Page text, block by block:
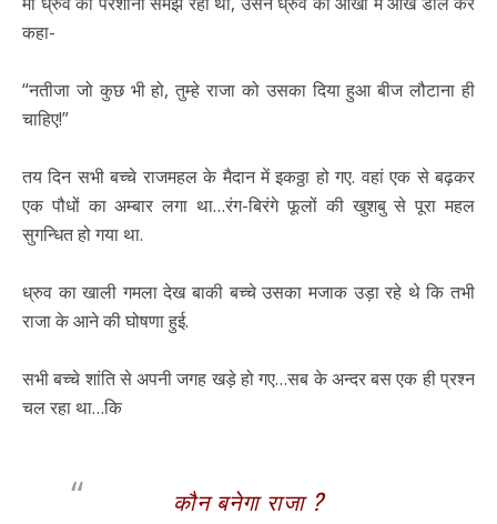
कहा-
“नतीजा जो कुछ भी हो, तुम्हे राजा को उसका दिया हुआ बीज लौटाना ही
चाहिए!”
तय दिन सभी बच्चे राजमहल के मैदान में इकठ्ठा हो गए. वहां एक से बढ़कर
एक पौधों का अम्बार लगा था…रंग-बिरंगे फूलों की खुशबु से पूरा महल
सुगन्धित हो गया था.
ध्रुव का खाली गमला देख बाकी बच्चे उसका मजाक उड़ा रहे थे कि तभी
राजा के आने की घोषणा हुई.
सभी बच्चे शांति से अपनी जगह खड़े हो गए…सब के अन्दर बस एक ही प्रश्न
चल रहा था…कि
कौन बनेगा राजा ?